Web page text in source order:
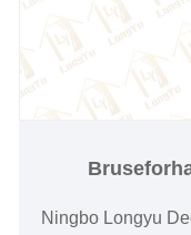
Ningbo Longyu